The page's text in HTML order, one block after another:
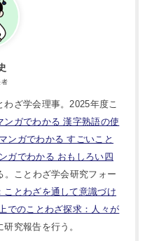
者
ざ学会理事。2025年度こ
ンガでわかる 漢字熟語の使
ンガでわかる すごいこと
ガでわかる おもしろい四
。ことわざ学会研究フォー
ことわざを通して意識づけ
でのことわざ探求：人々が
究報告を行う。